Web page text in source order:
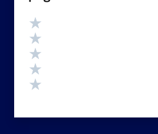
Valutazione